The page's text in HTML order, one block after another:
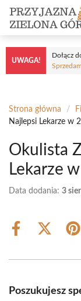
Przejdź
treści
UWAGA!
Dołącz
Strona główna /
Najlepsi Lekarze w
Okulista
Lekarze
Data dodania: 3
Share
Share
(Twitter)
Poszukujesz